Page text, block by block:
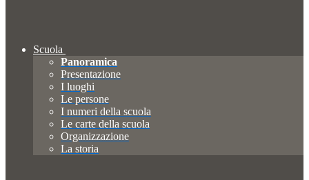
Scuola
Panoramica
Presentazione
I luoghi
Le persone
I numeri della scuola
Le carte della scuola
Organizzazione
La storia